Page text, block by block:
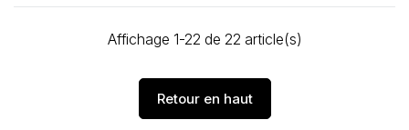
Affichage 1-22 de 22 article(s)
Retour en haut